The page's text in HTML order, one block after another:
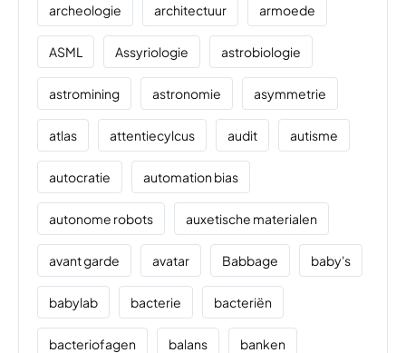
archeologie architectuur armoede
ASML Assyriologie astrobiologie
astromining astronomie asymmetrie
atlas attentiecylcus audit autisme
autocratie automation bias
autonome robots auxetische materialen
avant garde avatar Babbage baby's
babylab bacterie bacteriën
bacteriofagen balans banken